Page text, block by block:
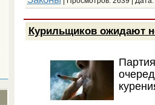
Курильщиков ожидают